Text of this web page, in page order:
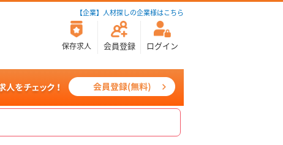
【企業】人材探しの企業様はこちら
保存求人 会員登録 ログイン